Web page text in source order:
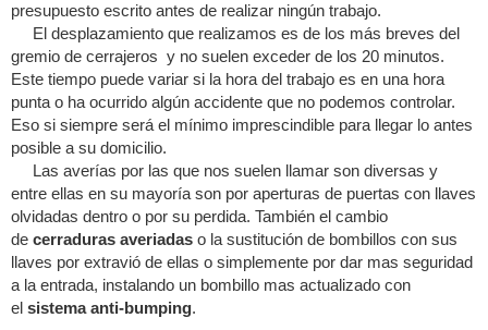
presupuesto escrito antes de realizar ningún trabajo.
El desplazamiento que realizamos es de los más breves del
gremio de cerrajeros y no suelen exceder de los 20 minutos.
Este tiempo puede variar si la hora del trabajo es en una hora
punta o ha ocurrido algún accidente que no podemos controlar.
Eso si siempre será el mínimo imprescindible para llegar lo antes
posible a su domicilio.
Las averías por las que nos suelen llamar son diversas y
entre ellas en su mayoría son por aperturas de puertas con llaves
olvidadas dentro o por su perdida. También el cambio
de cerraduras averiadas o la sustitución de bombillos con sus
llaves por extravió de ellas o simplemente por dar mas seguridad
a la entrada, instalando un bombillo mas actualizado con
el sistema anti-bumping.